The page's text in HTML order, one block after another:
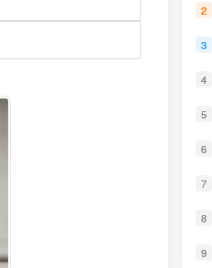
2
3
4
5
6
7
8
9